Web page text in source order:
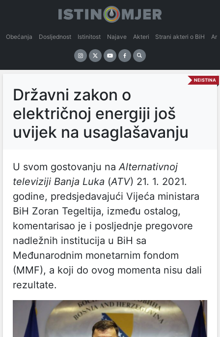
Obećanja Dosljednost Istinitost Najave Akteri Strani akteri o BiH
NEISTINA
Državni zakon o
električnoj energiji još
uvijek na usaglašavanju
U svom gostovanju naAlternativnoj
televiziji Banja Luka (ATV) 21. 1. 2021.
godine, predsjedavajući Vijeća ministara
BiH Zoran Tegeltija, između ostalog,
komentarisao je i posljednje pregovore
nadležnih institucija u BiH sa
Međunarodnim monetarnim fondom
(MMF), a koji do ovog momenta nisu dali
rezultate.